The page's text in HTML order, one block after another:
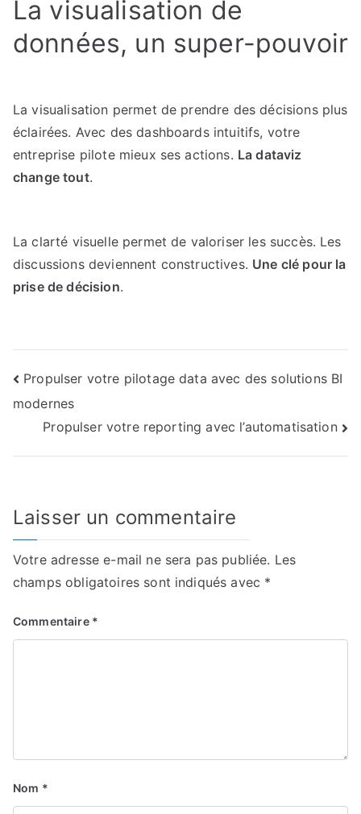
La visualisation de
données, un super-pouvoir
La visualisation permet de prendre des décisions plus
éclairées. Avec des dashboards intuitifs, votre
entreprise pilote mieux ses actions. La dataviz
change tout.
La clarté visuelle permet de valoriser les succès. Les
discussions deviennent constructives. Une clé pour la
prise de décision.
Navigation
de
l’article
Propulser votre pilotage data avec des solutions BI
modernes
Propulser votre reporting avec l’automatisation
Laisser un commentaire
Votre adresse e-mail ne sera pas publiée. Les
champs obligatoires sont indiqués avec *
Commentaire *
Nom *